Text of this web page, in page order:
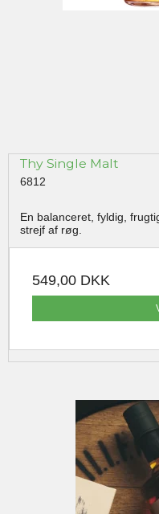
Thy Single Malt
6812
En balanceret, fyldig,
strejf af røg.
549,00 DKK